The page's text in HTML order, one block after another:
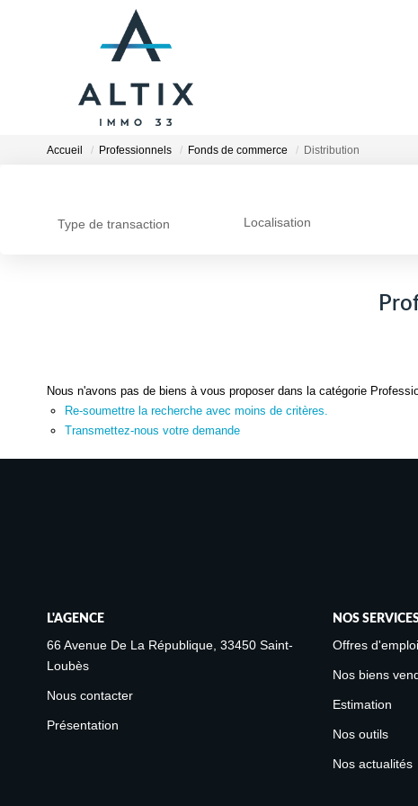
Accueil Professionnels Fonds de commerce Distribution
Type de transaction Localisation
Nous n'avons pas de biens à vous proposer dans la catégorie
Re-soumettre la recherche avec moins de critères.
Transmettez-nous votre demande
L'AGENCE
66 Avenue De La République, 33450 Saint-
Loubès
Nous contacter
Présentation
NOS
Offres
Nos biens
Estimation
Nos outils
Nos actualités